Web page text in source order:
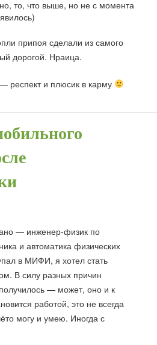
то, что выше, но не с момента
припоя сделали из самого
дорогой. Нраица.
респект и плюсик в карму
— инженер-физик по
и автоматика физических
в МИФИ, я хотел стать
В силу разных причин
— может, оно и к
работой, это не всегда
могу и умею. Иногда с